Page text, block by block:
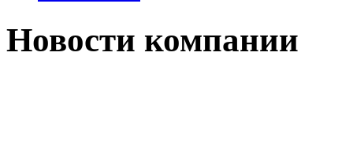
Новости компании